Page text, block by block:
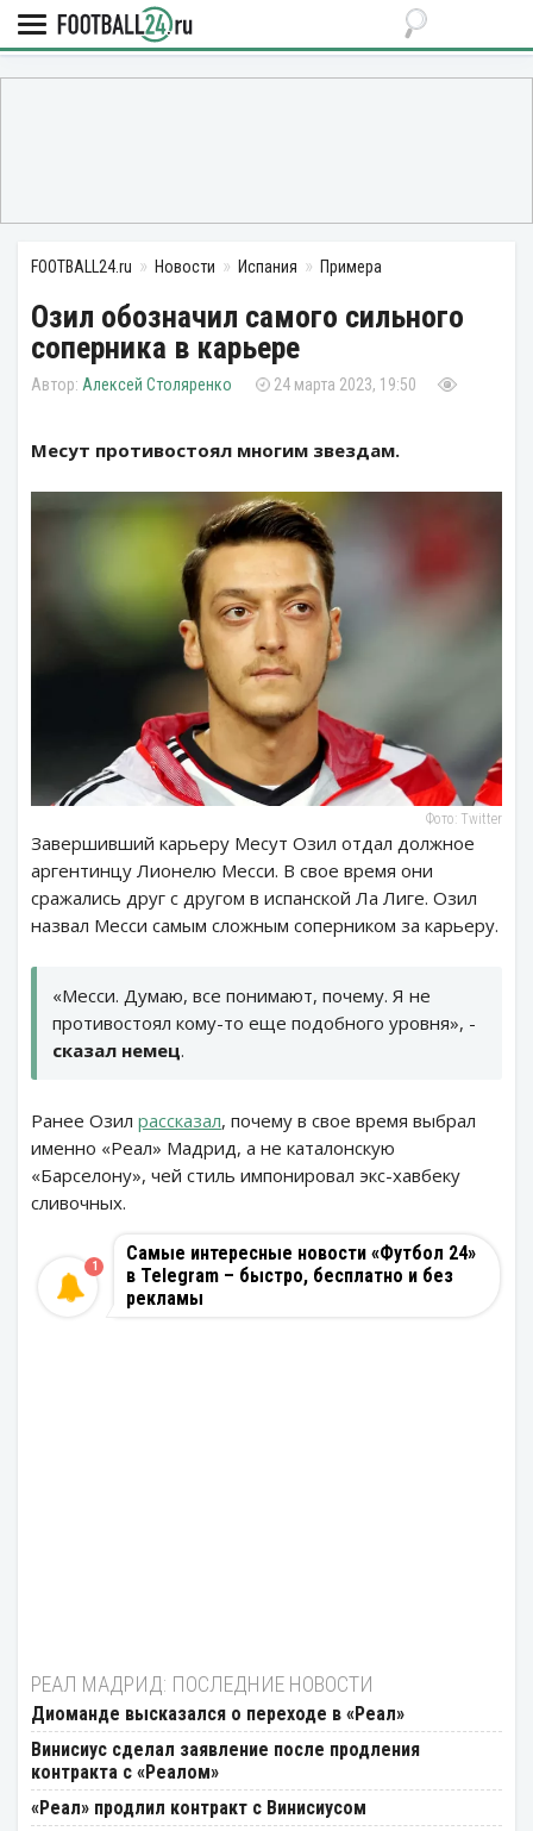
FOOTBALL24.ru Новости Испания Примера
Озил обозначил самого сильного
соперника в карьере
Алексей Столяренко 24 марта 2023, 19:50
Месут противостоял многим звездам.
Фото: Twitter
Завершивший карьеру Месут Озил отдал должное
аргентинцу Лионелю Месси. В свое время они
сражались друг с другом в испанской Ла Лиге. Озил
назвал Месси самым сложным соперником за карьеру.
«Месси. Думаю, все понимают, почему. Я не
противостоял кому-то еще подобного уровня», -
сказал немец.
Ранее Озил рассказал, почему в свое время выбрал
именно «Реал» Мадрид, а не каталонскую
«Барселону», чей стиль импонировал экс-хавбеку
сливочных.
Самые интересные новости «Футбол 24»
в Telegram – быстро, бесплатно и без
рекламы
1
РЕАЛ МАДРИД: ПОСЛЕДНИЕ НОВОСТИ
Диоманде высказался о переходе в «Реал»
Винисиус сделал заявление после продления
контракта с «Реалом»
«Реал» продлил контракт с Винисиусом